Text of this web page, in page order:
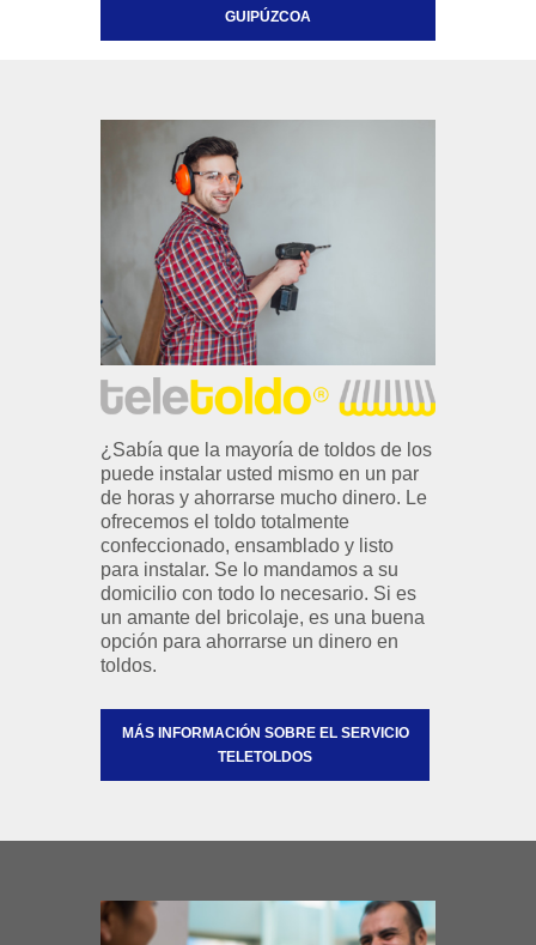
GUIPÚZCOA
¿Sabía que la mayoría de toldos de los
puede instalar usted mismo en un par
de horas y ahorrarse mucho dinero. Le
ofrecemos el toldo totalmente
confeccionado, ensamblado y listo
para instalar. Se lo mandamos a su
domicilio con todo lo necesario. Si es
un amante del bricolaje, es una buena
opción para ahorrarse un dinero en
toldos.
MÁS INFORMACIÓN SOBRE EL SERVICIO
TELETOLDOS